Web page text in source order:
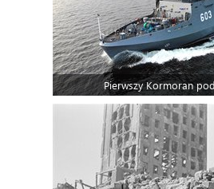
Pierwszy Kormoran